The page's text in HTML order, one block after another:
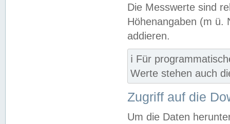
Die Messwerte sind
Höhenangaben (m ü.
addieren.
ℹ️ Für
Werte stehen auch
Zugriff auf die
Um die Daten